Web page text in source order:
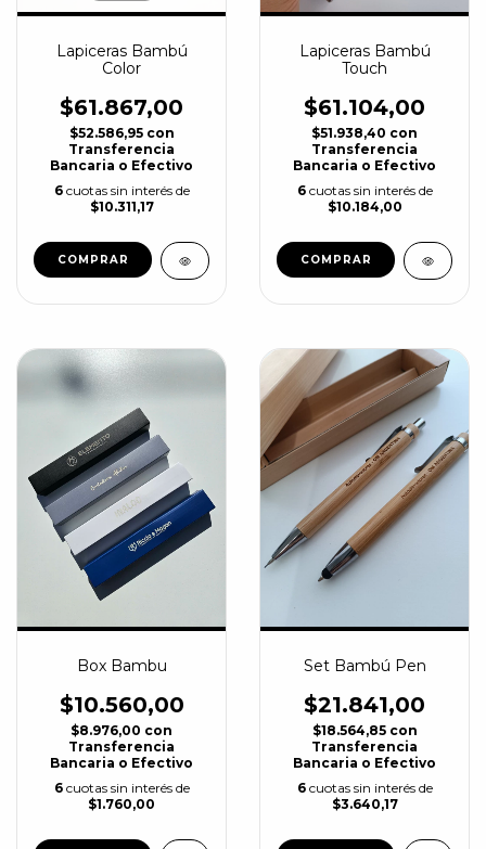
Lapiceras Bambú
Color
$61.867,00
$52.586,95 con
Transferencia
Bancaria o Efectivo
6 cuotas sin interés de
$10.311,17
COMPRAR
Lapiceras Bambú
Touch
$61.104,00
$51.938,40 con
Transferencia
Bancaria o Efectivo
6 cuotas sin interés de
$10.184,00
COMPRAR
Box Bambu
$10.560,00
$8.976,00 con
Transferencia
Bancaria o Efectivo
6 cuotas sin interés de
$1.760,00
Set Bambú Pen
$21.841,00
$18.564,85 con
Transferencia
Bancaria o Efectivo
6 cuotas sin interés de
$3.640,17